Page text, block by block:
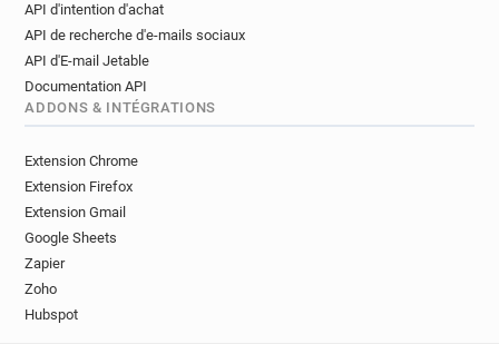
API d'intention d'achat
API de recherche d'e-mails sociaux
API d'E-mail Jetable
Documentation API
ADDONS & INTÉGRATIONS
Extension Chrome
Extension Firefox
Extension Gmail
Google Sheets
Zapier
Zoho
Hubspot